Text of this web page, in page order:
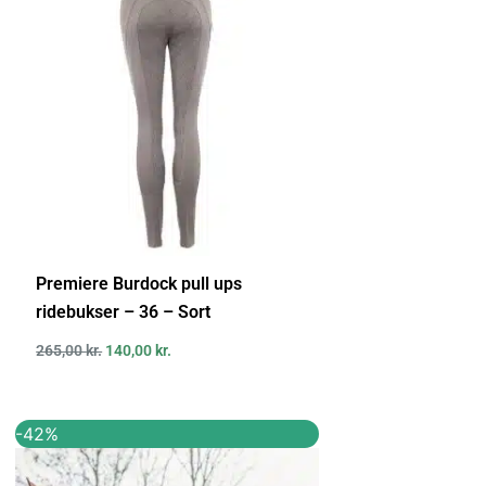
Premiere Burdock pull ups
ridebukser – 36 – Sort
265,00kr.
265,00 kr..
140,00 kr.
140,00 kr..
-42%
oprindelige
pris
aktuelle
pris